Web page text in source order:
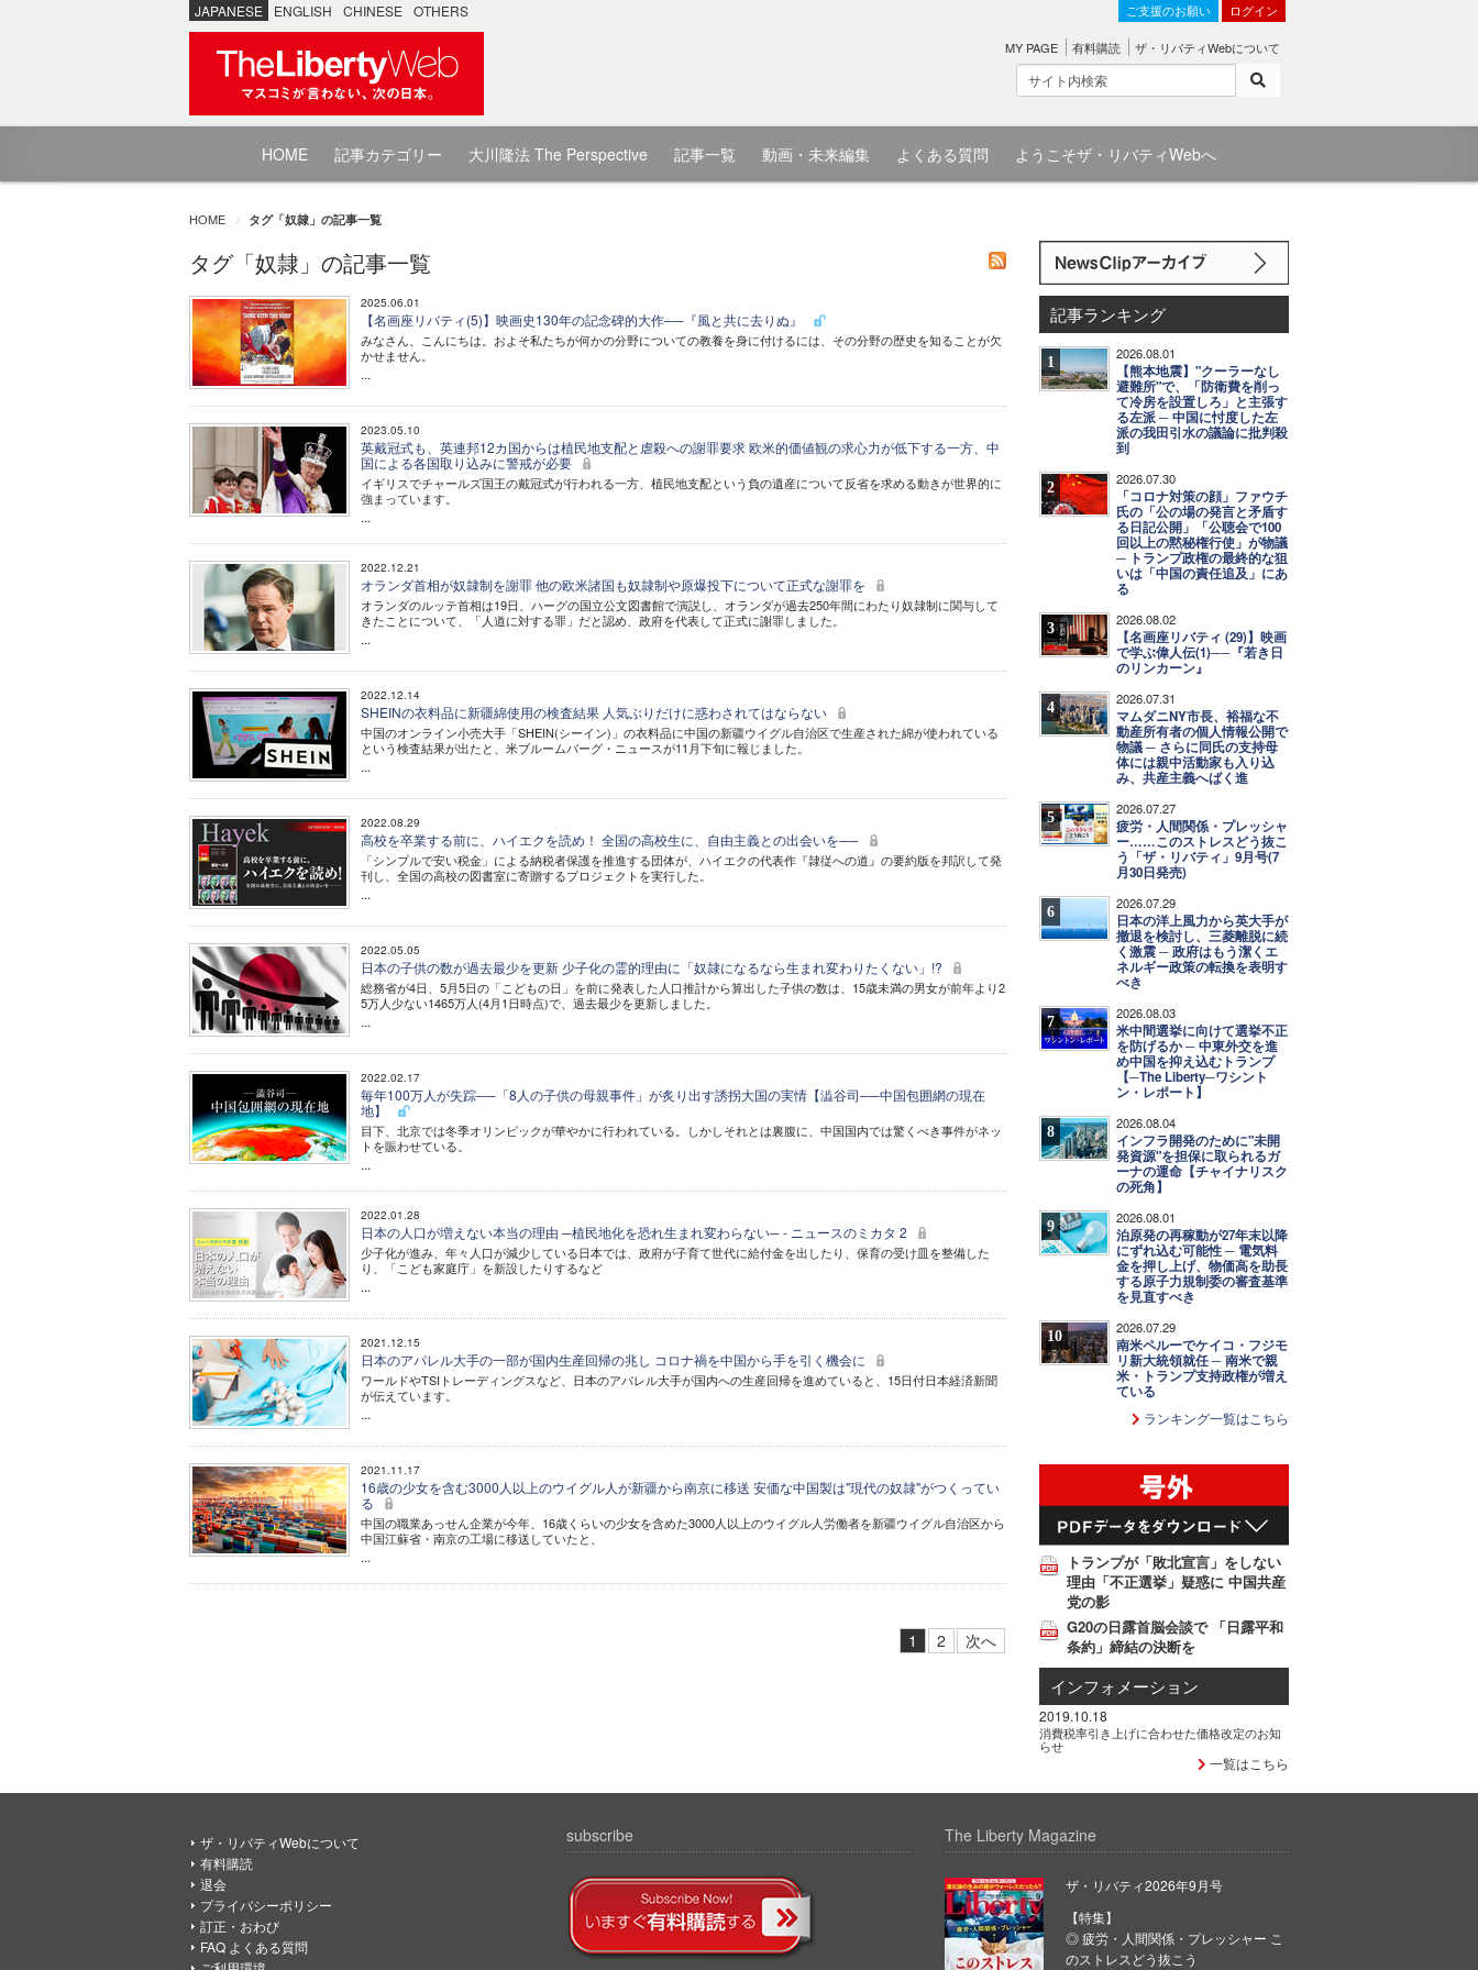
JAPANESE ENGLISH CHINESE OTHERS ご支援のお願い ログイン
MY PAGE 有料購読 ザ・リバティWebについて
HOME 記事カテゴリー 大川隆法 The Perspective 記事一覧 動画・未来編集 よくある質問 ようこそザ・リバティWebへ
HOME タグ「奴隷」の記事一覧
タグ「奴隷」の記事一覧
2025.06.01
【名画座リバティ(5)】映画史130年の記念碑的大作──『風と共に去りぬ』
みなさん、こんにちは。およそ私たちが何かの分野についての教養を身に付けるには、その分野の歴史を知ることが欠
かせません。
...
2023.05.10
英戴冠式も、英連邦12カ国からは植民地支配と虐殺への謝罪要求 欧米的価値観の求心力が低下する一方、中
国による各国取り込みに警戒が必要
イギリスでチャールズ国王の戴冠式が行われる一方、植民地支配という負の遺産について反省を求める動きが世界的に
強まっています。
...
2022.12.21
オランダ首相が奴隷制を謝罪 他の欧米諸国も奴隷制や原爆投下について正式な謝罪を
オランダのルッテ首相は19日、ハーグの国立公文図書館で演説し、オランダが過去250年間にわたり奴隷制に関与して
きたことについて、「人道に対する罪」だと認め、政府を代表して正式に謝罪しました。
...
2022.12.14
SHEINの衣料品に新疆綿使用の検査結果 人気ぶりだけに惑わされてはならない
中国のオンライン小売大手「SHEIN(シーイン)」の衣料品に中国の新疆ウイグル自治区で生産された綿が使われている
という検査結果が出たと、米ブルームバーグ・ニュースが11月下旬に報じました。
...
2022.08.29
高校を卒業する前に、ハイエクを読め！ 全国の高校生に、自由主義との出会いを──
「シンプルで安い税金」による納税者保護を推進する団体が、ハイエクの代表作『隷従への道』の要約版を邦訳して発
刊し、全国の高校の図書室に寄贈するプロジェクトを実行した。
...
2022.05.05
日本の子供の数が過去最少を更新 少子化の霊的理由に「奴隷になるなら生まれ変わりたくない」!?
総務省が4日、5月5日の「こどもの日」を前に発表した人口推計から算出した子供の数は、15歳未満の男女が前年より2
5万人少ない1465万人(4月1日時点)で、過去最少を更新しました。
...
2022.02.17
毎年100万人が失踪──「8人の子供の母親事件」が炙り出す誘拐大国の実情【澁谷司──中国包囲網の現在
地】
目下、北京では冬季オリンピックが華やかに行われている。しかしそれとは裏腹に、中国国内では驚くべき事件がネッ
トを賑わせている。
...
2022.01.28
日本の人口が増えない本当の理由 ─植民地化を恐れ生まれ変わらない─ - ニュースのミカタ 2
少子化が進み、年々人口が減少している日本では、政府が子育て世代に給付金を出したり、保育の受け皿を整備した
り、「こども家庭庁」を新設したりするなど
...
2021.12.15
日本のアパレル大手の一部が国内生産回帰の兆し コロナ禍を中国から手を引く機会に
ワールドやTSIトレーディングスなど、日本のアパレル大手が国内への生産回帰を進めていると、15日付日本経済新聞
が伝えています。
...
2021.11.17
16歳の少女を含む3000人以上のウイグル人が新疆から南京に移送 安価な中国製は"現代の奴隷"がつくってい
る
中国の職業あっせん企業が今年、16歳くらいの少女を含めた3000人以上のウイグル人労働者を新疆ウイグル自治区から
中国江蘇省・南京の工場に移送していたと、
...
1 2 次へ
記事ランキング
1 2026.08.01
【熊本地震】"クーラーなし
避難所"で、「防衛費を削っ
て冷房を設置しろ」と主張す
る左派 ─ 中国に忖度した左
派の我田引水の議論に批判殺
到
2 2026.07.30
「コロナ対策の顔」ファウチ
氏の「公の場の発言と矛盾す
る日記公開」「公聴会で100
回以上の黙秘権行使」が物議
─ トランプ政権の最終的な狙
いは「中国の責任追及」にあ
る
3 2026.08.02
【名画座リバティ (29)】映画
で学ぶ偉人伝(1)──『若き日
のリンカーン』
4 2026.07.31
マムダニNY市長、裕福な不
動産所有者の個人情報公開で
物議 ─ さらに同氏の支持母
体には親中活動家も入り込
み、共産主義へばく進
5 2026.07.27
疲労・人間関係・プレッシャ
ー……このストレスどう抜こ
う「ザ・リバティ」9月号(7
月30日発売)
6 2026.07.29
日本の洋上風力から英大手が
撤退を検討し、三菱離脱に続
く激震 ─ 政府はもう潔くエ
ネルギー政策の転換を表明す
べき
7 2026.08.03
米中間選挙に向けて選挙不正
を防げるか ─ 中東外交を進
め中国を抑え込むトランプ
【─The Liberty─ワシント
ン・レポート】
8 2026.08.04
インフラ開発のために"未開
発資源"を担保に取られるガ
ーナの運命【チャイナリスク
の死角】
9 2026.08.01
泊原発の再稼動が27年末以降
にずれ込む可能性 ─ 電気料
金を押し上げ、物価高を助長
する原子力規制委の審査基準
を見直すべき
10 2026.07.29
南米ペルーでケイコ・フジモ
リ新大統領就任 ─ 南米で親
米・トランプ支持政権が増え
ている
ランキング一覧はこちら
トランプが「敗北宣言」をしない
理由「不正選挙」疑惑に 中国共産
党の影
G20の日露首脳会談で 「日露平和
条約」締結の決断を
インフォメーション
2019.10.18
消費税率引き上げに合わせた価格改定のお知
らせ
一覧はこちら
ザ・リバティWebについて
有料購読
退会
プライバシーポリシー
訂正・おわび
FAQ よくある質問
subscribe The Liberty Magazine
ザ・リバティ2026年9月号
【特集】
◎ 疲労・人間関係・プレッシャー こ
のストレスどう抜こう